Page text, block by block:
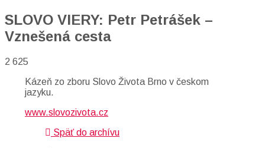
SLOVO VIERY: Petr Petrášek –
Vznešená cesta
2 625
Kázeň zo zboru Slovo Života Brno v českom
jazyku.
www.slovozivota.cz
Späť do archívu